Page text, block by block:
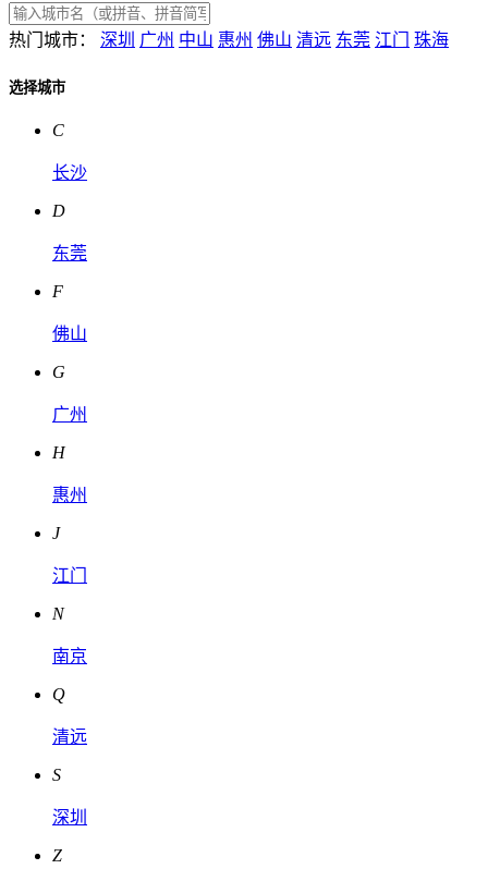
热门城市： 深圳 广州 中山 惠州 佛山 清远 东莞 江门 珠海
选择城市
C
长沙
D
东莞
F
佛山
G
广州
H
惠州
J
江门
N
南京
Q
清远
S
深圳
Z